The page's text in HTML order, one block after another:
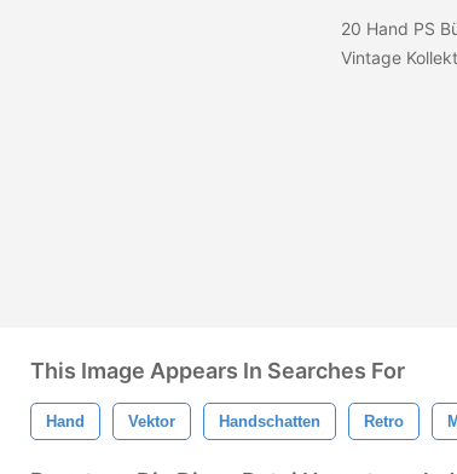
20 Hand PS
Vintage
This Image Appears In Searches For
Hand Vektor Handschatten Retro